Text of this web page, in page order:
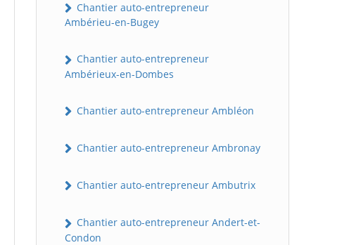
Chantier auto-entrepreneur
Ambérieu-en-Bugey
Chantier auto-entrepreneur
Ambérieux-en-Dombes
Chantier auto-entrepreneur Ambléon
Chantier auto-entrepreneur Ambronay
Chantier auto-entrepreneur Ambutrix
Chantier auto-entrepreneur Andert-et-
Condon